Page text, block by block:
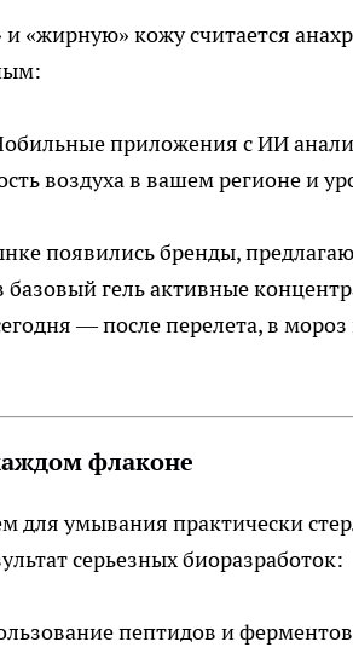
и «жирную» кожу считается
приложения с ИИ
воздуха в вашем регионе и
появились бренды,
гель активные
— после перелета, в
флаконе
для умывания практически
серьезных биоразработок:
пептидов и ферментов